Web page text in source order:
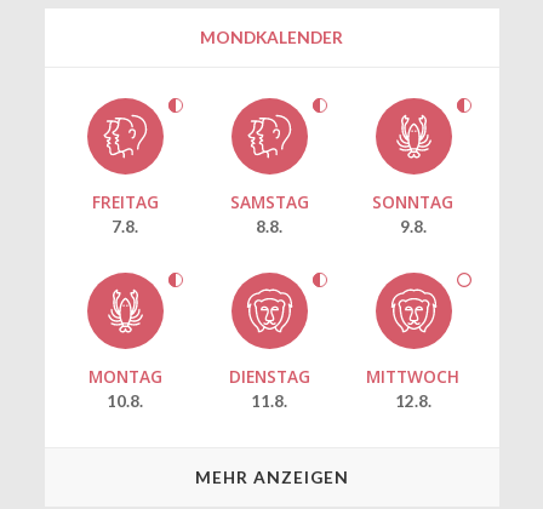
MONDKALENDER
FREITAG
7.8.
SAMSTAG
8.8.
SONNTAG
9.8.
MONTAG
10.8.
DIENSTAG
11.8.
MITTWOCH
12.8.
MEHR ANZEIGEN